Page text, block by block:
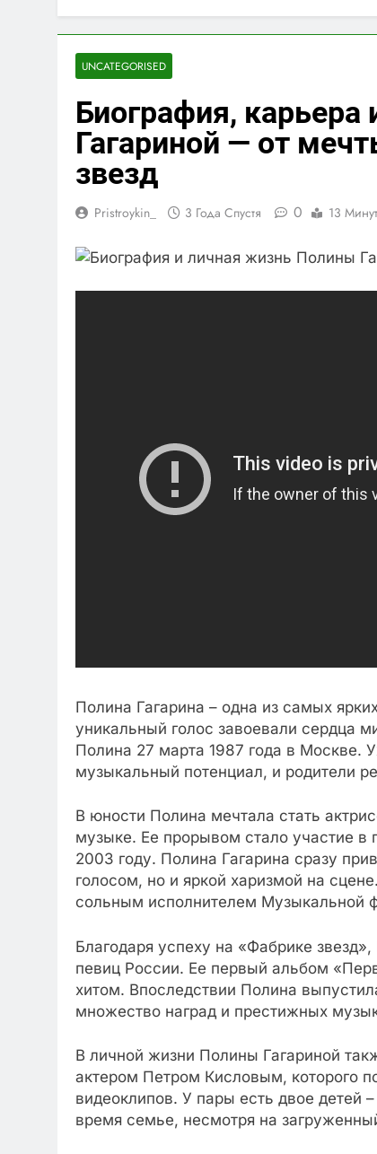
UNCATEGORISED
Биография,
Гагариной — от
звезд
Pristroykin_ 3 Года Спустя 0 13
Полина Гагарина – одна из самых
уникальный голос завоевали сердца
Полина 27 марта 1987 года в Москве.
музыкальный потенциал, и родители
В юности Полина мечтала стать
музыке. Ее прорывом стало участие
2003 году. Полина Гагарина сразу
голосом, но и яркой харизмой на
сольным исполнителем Музыкальной
Благодаря успеху на «Фабрике
певиц России. Ее первый альбом
хитом. Впоследствии Полина
множество наград и престижных
В личной жизни Полины Гагариной
актером Петром Кисловым, которого
видеоклипов. У пары есть двое
время семье, несмотря на